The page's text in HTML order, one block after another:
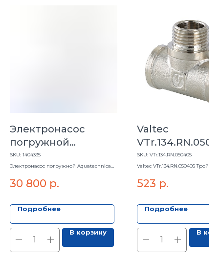
Электронасос
погружной
Aquatechnica
ПОТОК 3 60-105
SKU: 1404335
Электронасос погружной Aquatechnica
30 800 р.
Подробнее
В корзину
Valtec
Тройник вн./
нар. 3/4" 1/2" 3/
SKU: VTr.134.RN.050405
Valtec VTr.134.RN.050405
523 р.
Подробнее
В